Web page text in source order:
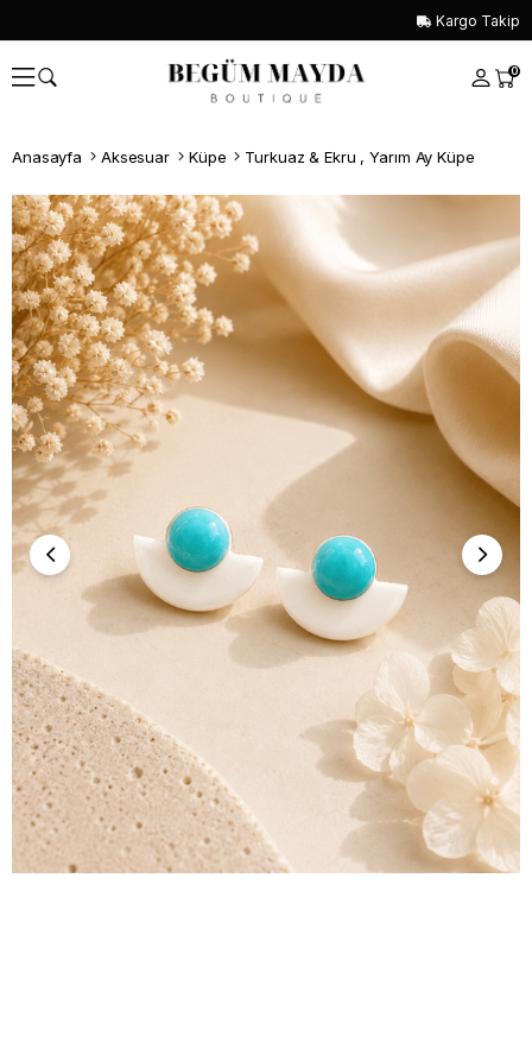
Kargo Takip
0
Anasayfa Aksesuar Küpe Turkuaz & Ekru , Yarım Ay Küpe
Whatsapp İle Sipariş ver